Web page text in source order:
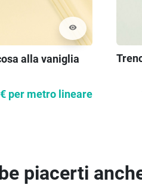
visibility
alla vaniglia
per metro lineare
piacerti